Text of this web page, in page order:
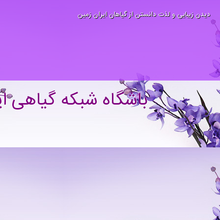
دیدن زیبایی و لذت دانستن از گیاهان ایران زمین
باشگاه شبکه گیاهی